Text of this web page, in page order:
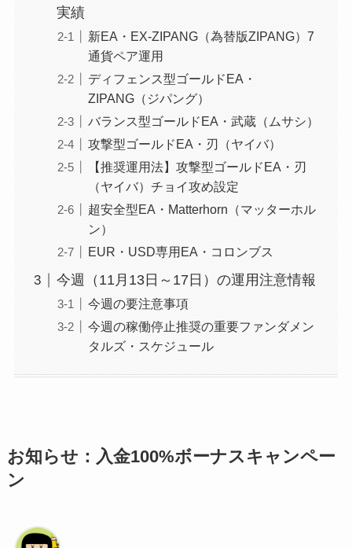
実績
新EA・EX-ZIPANG（為替版ZIPANG）7
通貨ペア運用
ディフェンス型ゴールドEA・
ZIPANG（ジパング）
バランス型ゴールドEA・武蔵（ムサシ）
攻撃型ゴールドEA・刃（ヤイバ）
【推奨運用法】攻撃型ゴールドEA・刃
（ヤイバ）チョイ攻め設定
超安全型EA・Matterhorn（マッターホル
ン）
EUR・USD専用EA・コロンブス
今週（11月13日～17日）の運用注意情報
今週の要注意事項
今週の稼働停止推奨の重要ファンダメン
タルズ・スケジュール
お知らせ：入金100%ボーナスキャンペー
ン